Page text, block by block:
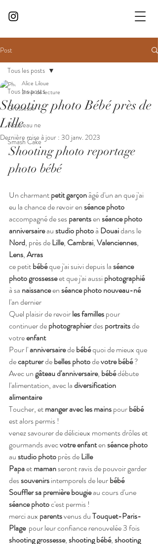
Post
Tous les posts
Grossesse
Nouveau ne
Smash Cake
Tous les posts
Shooting photo Bébé près de
Lille
Alice Liloue
2 min de lecture
Dernière mise à jour : 30 janv. 2023
Shooting photo reportage
photo bébé
Un charmant petit garçon âgé d'un an que j'ai
eu la chance de revoir en séance photo
accompagné de ses parents en séance photo
anniversaire au studio photo à Douai dans le
Nord, près de Lille, Cambrai, Valenciennes,
Lens, Arras
ce petit bébé que j'aisuivi depuis la séance
photo grossesse et que j'ai aussi photographié
à sa naissance en séance photo nouveau-né
l'an dernier
Quel plaisir de revoir les familles pour
continuer de photographier des portraits de
votre enfant
Pour l' anniversaire de bébé quoi de mieux que
de capturer de belles photo de votre bébé ?
Avec un gâteau d'anniversaire, bébé débute
l'alimentation, avec la diversification
alimentaire
Toucher, et manger avec les mains pour bébé
est alors permis !
venez savourer de délicieux moments drôles et
gourmands avec votre enfant en séance photo
au studio photo près de Lille
Papa et maman seront ravis de pouvoir garder
des souvenirs intemporels de leur bébé
Souffler sa première bougie au cours d'une
séance photo c'est permis !
merci aux parents venus du Touquet-Paris-
Plage
  pour leur confiance renouvelée 3 fois
shooting grossesse, shooting bébé, shooting